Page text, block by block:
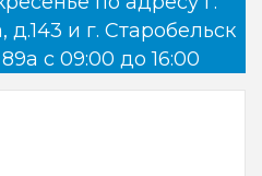
и г. Старобельск
с 09:00 до 16:00